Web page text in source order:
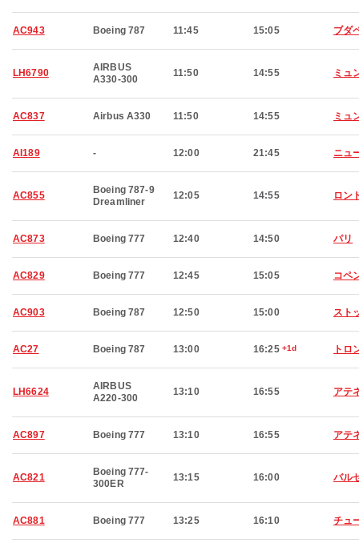
AC943 Boeing 787 11:45 15:05 ブダ
LH6790
AIRBUS
A330-300
11:50 14:55 ミュ
AC837 Airbus A330 11:50 14:55 ミュ
AI189 - 12:00 21:45 ニュ
AC855
Boeing 787-9
Dreamliner
12:05 14:55 ロン
AC873 Boeing 777 12:40 14:50 パリ
AC829 Boeing 777 12:45 15:05 コペ
AC903 Boeing 787 12:50 15:00 スト
AC27 Boeing 787 13:00 16:25 +1d トロ
LH6624
AIRBUS
A220-300
13:10 16:55 アテ
AC897 Boeing 777 13:10 16:55 アテ
AC821
Boeing 777-
300ER
13:15 16:00 バル
AC881 Boeing 777 13:25 16:10 チュ